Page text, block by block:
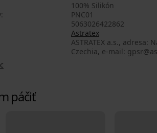
100% Silikón
PNC01
5063026422862
Astratex
ASTRATEX a.s., adresa:
Czechia, e-mail:
páčiť